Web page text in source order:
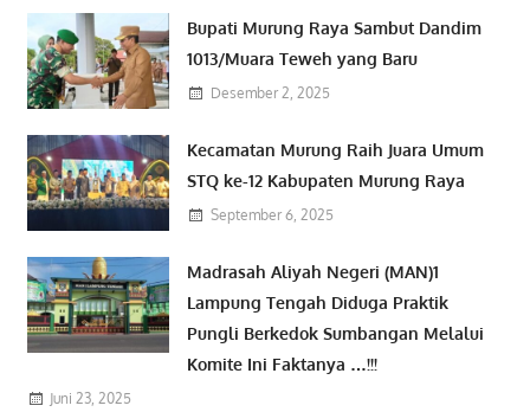
Bupati Murung Raya Sambut Dandim
1013/Muara Teweh yang Baru
Desember 2, 2025
Kecamatan Murung Raih Juara Umum
STQ ke-12 Kabupaten Murung Raya
September 6, 2025
Madrasah Aliyah Negeri (MAN)1
Lampung Tengah Diduga Praktik
Pungli Berkedok Sumbangan Melalui
Komite Ini Faktanya …!!!
Juni 23, 2025